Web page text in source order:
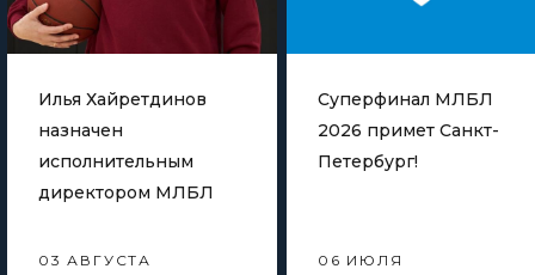
Илья Хайретдинов
назначен
исполнительным
директором МЛБЛ
03 АВГУСТА
Суперфинал МЛБЛ
2026 примет Санкт-
Петербург!
06 ИЮЛЯ